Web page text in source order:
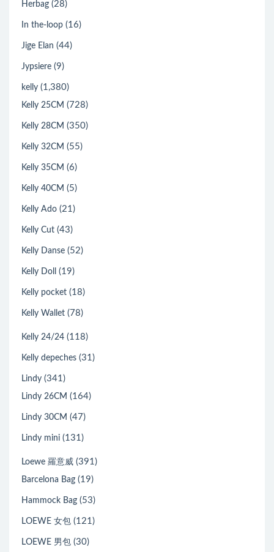
Herbag (28)
In the-loop (16)
Jige Elan (44)
Jypsiere (9)
kelly (1,380)
Kelly 25CM (728)
Kelly 28CM (350)
Kelly 32CM (55)
Kelly 35CM (6)
Kelly 40CM (5)
Kelly Ado (21)
Kelly Cut (43)
Kelly Danse (52)
Kelly Doll (19)
Kelly pocket (18)
Kelly Wallet (78)
Kelly 24/24 (118)
Kelly depeches (31)
Lindy (341)
Lindy 26CM (164)
Lindy 30CM (47)
Lindy mini (131)
Loewe 羅意威 (391)
Barcelona Bag (19)
Hammock Bag (53)
LOEWE 女包 (121)
LOEWE 男包 (30)